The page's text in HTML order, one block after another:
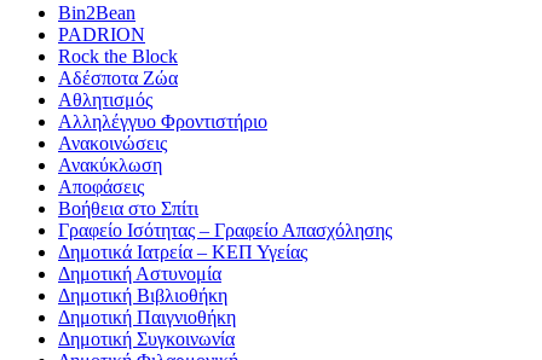
Bin2Bean
PADRION
Rock the Block
Αδέσποτα Ζώα
Αθλητισμός
Αλληλέγγυο Φροντιστήριο
Ανακοινώσεις
Ανακύκλωση
Αποφάσεις
Βοήθεια στο Σπίτι
Γραφείο Ισότητας – Γραφείο Απασχόλησης
Δημοτικά Ιατρεία – ΚΕΠ Υγείας
Δημοτική Αστυνομία
Δημοτική Βιβλιοθήκη
Δημοτική Παιγνιοθήκη
Δημοτική Συγκοινωνία